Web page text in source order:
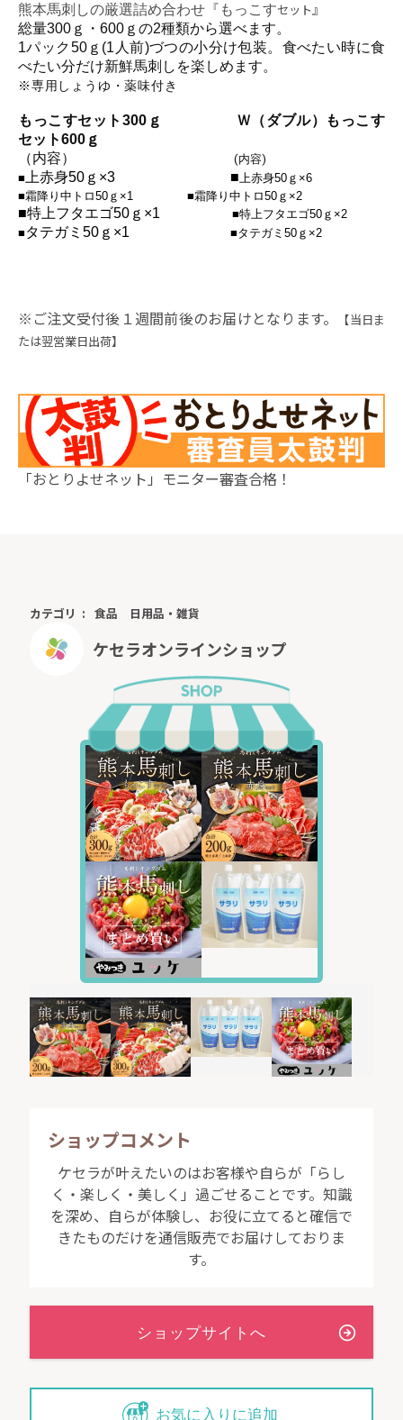
熊本馬刺しの厳選詰め合わせ 『もっこすセット』
総量300ｇ・600ｇの2種類から選べます。
1パック50ｇ(1人前)づつの小分け包装。食べたい時に食
べたい分だけ新鮮馬刺しを楽しめます。
※専用しょうゆ・薬味付き
もっこすセット300ｇ
Ｗ（ダブル）もっこす
セット600ｇ
（内容） (内容)
■上赤身50ｇ×3 ■上赤身50ｇ×6
■霜降り中トロ50ｇ×1 ■霜降り中トロ50ｇ×2
■特上フタエゴ50ｇ×1 ■特上フタエゴ50ｇ×2
■ タテガミ50ｇ×1 ■タテガミ50ｇ×2
※ご注文受付後１週間前後のお届けとなります。
【当日ま
たは翌営業日出荷】
「おとりよせネット」モニター審査合格！
カテゴリ 食品 日用品・雑貨
ケセラオンラインショップ
ショップコメント
ケセラが叶えたいのはお客様や自らが「らし
く・楽しく・美しく」過ごせることです。知識
を深め、自らが体験し、お役に立てると確信で
きたものだけを通信販売でお届けしておりま
す。
お気に入りに追加